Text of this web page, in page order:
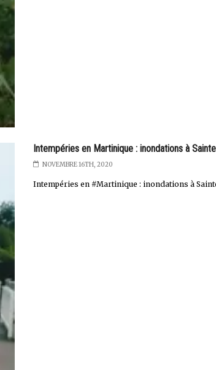
Intempéries en Martinique : inondations à
NOVEMBRE 16TH, 2020
Intempéries en #Martinique : inondations à